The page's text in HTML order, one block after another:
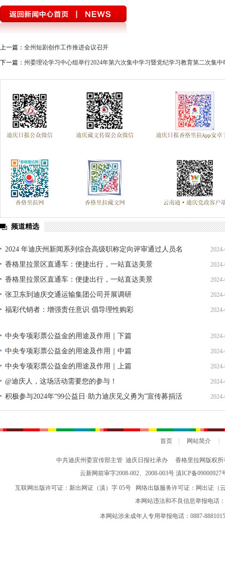
上一篇： 全州短剧创作工作推进会议召开
下一篇： 州委理论学习中心组举行2024年第六次集中学习暨党纪学习教育第二次集中
频道精选
2024 年迪庆州新闻系列综合高级职称定向评审通过人员名
单公示
香格里拉景区直通车：便捷出行，一站直达美景
香格里拉景区直通车：便捷出行，一站直达美景
张卫东到迪庆交通运输集团公司开展调研
福彩代销者：增强责任意识 倡导理性购彩
中央专项彩票公益金的用途及作用｜下篇
中央专项彩票公益金的用途及作用｜中篇
中央专项彩票公益金的用途及作用｜上篇
@迪庆人，这场活动需要您的参与！
积极参与2024年“99公益日·助力迪庆见义勇为”宣传募捐活
动倡议书